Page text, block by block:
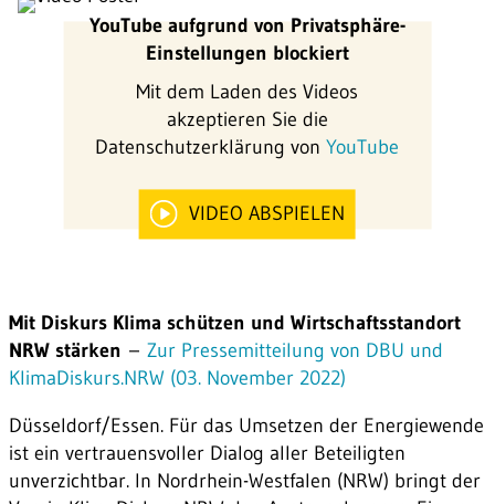
YouTube aufgrund von Privatsphäre-
Einstellungen blockiert
Mit dem Laden des Videos
akzeptieren Sie die
Datenschutzerklärung vonYouTube
VIDEO ABSPIELEN
Mit Diskurs Klima schützen und Wirtschaftsstandort
NRW stärken – Zur Pressemitteilung von DBU und
KlimaDiskurs.NRW (03. November 2022)
Düsseldorf/Essen. Für das Umsetzen der Energiewende
ist ein vertrauensvoller Dialog aller Beteiligten
unverzichtbar. In Nordrhein-Westfalen (NRW) bringt der